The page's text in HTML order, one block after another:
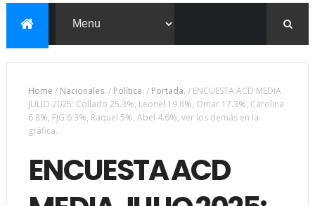
Home / Nacionales. / Política. / Portada. / ENCUESTA ACD MEDIA
JULIO 2025: Collado 25.3%, Leonel 19.8%, Omar 17.3%, Carolina
6.8%, FJG 6.3%, Raquel 5%, Abel 4.6%, ver los demás en la
gráfica.
ENCUESTA ACD